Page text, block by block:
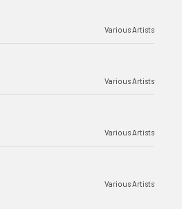
Various Artists
Various Artists
Various Artists
Various Artists